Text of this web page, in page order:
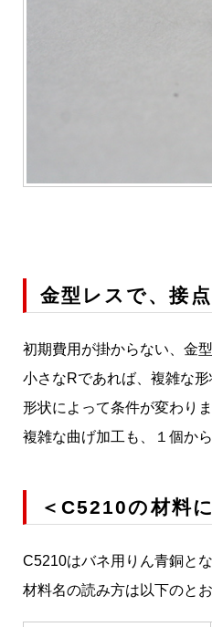
金型レスで、接
初期費用が掛からない、金
小さなRであれば、複雑な
形状によって条件が変わり
複雑な曲げ加工も、１個か
＜C5210の材料
C5210はバネ用りん青銅とな
材料名の読み方は以下のとお